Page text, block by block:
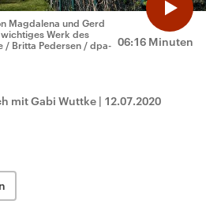
06:16 Minuten
Magdalena und Gerd
Werk des
/ Britta Pedersen / dpa-
mit Gabi Wuttke | 12.07.2020